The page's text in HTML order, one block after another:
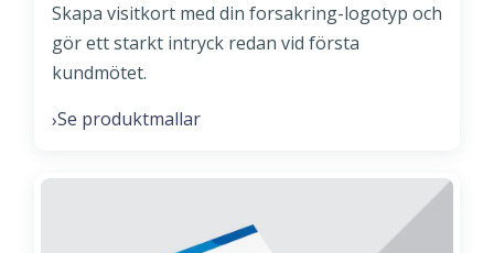
Skapa visitkort med din forsakring-logotyp och
gör ett starkt intryck redan vid första
kundmötet.
›Se produktmallar